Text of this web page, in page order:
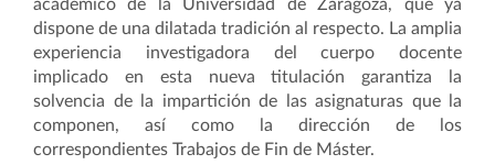
académico de la Universidad de Zaragoza, que ya
dispone de una dilatada tradición al respecto. La amplia
experiencia investigadora del cuerpo docente
implicado en esta nueva titulación garantiza la
solvencia de la impartición de las asignaturas que la
componen, así como la dirección de los
correspondientes Trabajos de Fin de Máster.